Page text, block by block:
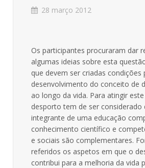
28 março 2012
Os participantes procuraram dar
algumas ideias sobre esta
que devem ser criadas condições
desenvolvimento do conceito de
ao longo da vida. Para atingir
desporto tem de ser considerado
integrante de uma educação
conhecimento científico e
e sociais são complementares.
referidos os aspetos em que o
contribui para a melhoria da vida